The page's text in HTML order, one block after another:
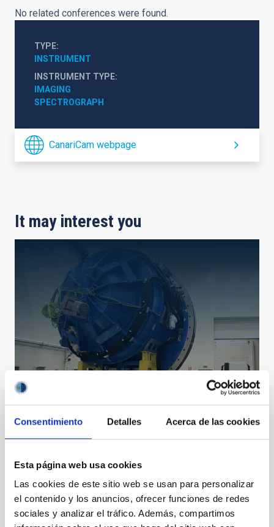
Consentimiento Detalles Acerca de las cookies
Esta página web usa cookies
Las cookies de este sitio web se usan para personalizar
el contenido y los anuncios, ofrecer funciones de redes
sociales y analizar el tráfico. Además, compartimos
No related conferences were found.
TYPE
INSTRUMENT
INSTRUMENT TYPE
IMAGING
SPECTROGRAPH
CanariCam webpage
It may interest you
Espectrógrafo Multiobjeto InfraRojo
InstrumentImagingSpectrograph